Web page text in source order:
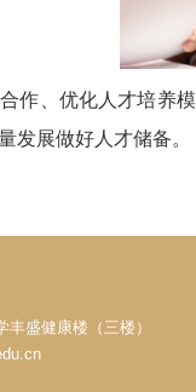
作、优化人才培养
发展做好人才储备。
盛健康楼（三楼）